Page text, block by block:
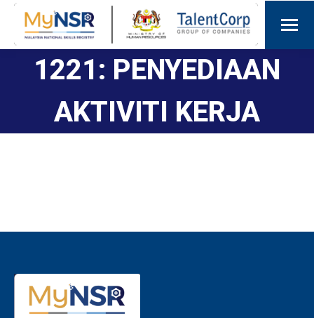
1221: PENYEDIAAN
AKTIVITI KERJA